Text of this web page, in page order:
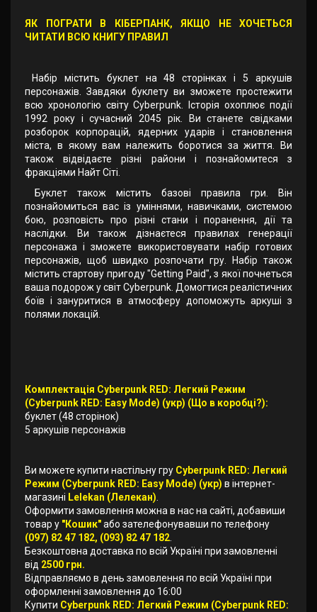
ЯК ПОГРАТИ В КІБЕРПАНК, ЯКЩО НЕ ХОЧЕТЬСЯ
ЧИТАТИ ВСЮ КНИГУ ПРАВИЛ
Набір містить буклет на 48 сторінках і 5 аркушів
персонажів. Завдяки буклету ви зможете простежити
всю хронологію світу Cyberpunk. Історія охоплює події
1992 року і сучасний 2045 рік. Ви станете свідками
розборок корпорацій, ядерних ударів і становлення
міста, в якому вам належить боротися за життя. Ви
також відвідаєте різні райони і познайомитеся з
фракціями Найт Сіті.
Буклет також містить базові правила гри. Він
познайомиться вас із уміннями, навичками, системою
бою, розповість про різні стани і поранення, дії та
наслідки. Ви також дізнаєтеся правилах генерації
персонажа і зможете використовувати набір готових
персонажів, щоб швидко розпочати гру. Набір також
містить стартову пригоду "Getting Paid", з якої почнеться
ваша подорож у світ Cyberpunk. Домогтися реалістичних
боїв і зануритися в атмосферу допоможуть аркуші з
полями локацій.
Комплектація Cyberpunk RED: Легкий Режим
(Cyberpunk RED: Easy Mode) (укр) (Що в коробці?):
буклет (48 сторінок)
5 аркушів персонажів
Ви можете купити настільну гру Cyberpunk RED: Легкий
Режим (Cyberpunk RED: Easy Mode) (укр) в інтернет-
магазині Lelekan (Лелекан)
Оформити замовлення можна в нас на сайті, добавиши
товар у "Кошик"або зателефонувавши по телефону
(097) 82 47 182, (093) 82 47 182
Безкоштовна доставка по всій Україні при замовленні
від 2500 грн.
Відправляємо в день замовлення по всій Україні при
оформленні замовлення до 16:00
Купити Cyberpunk RED: Легкий Режим (Cyberpunk RED: